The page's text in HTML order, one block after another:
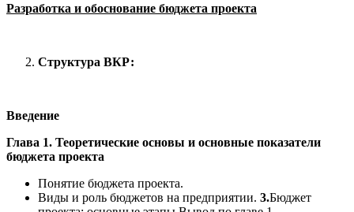
Разработка и обоснование бюджета проекта
Структура ВКР:
Введение
Глава 1. Теоретические основы и основные показатели
бюджета проекта
Понятие бюджета проекта.
Виды и роль бюджетов на предприятии. 3.Бюджет